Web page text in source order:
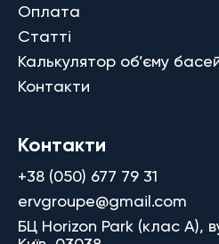
Оплата
Статті
Калькулятор об’єму
Контакти
Контакти
+38 (050) 677 79 31
ervgroupe@gmail.com
БЦ Horizon Park (клас A),